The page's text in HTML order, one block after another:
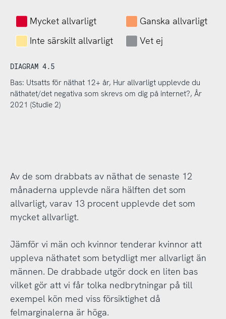
Mycket allvarligt
Ganska allvarligt
Inte särskilt allvarligt
Vet ej
DIAGRAM 4.5
Bas: Utsatts för näthat 12+ år, Hur allvarligt upplevde du
näthatet/det negativa som skrevs om dig på internet?, År
2021 (Studie 2)
Av de som drabbats av näthat de senaste 12
månaderna upplevde nära hälften det som
allvarligt, varav 13 procent upplevde det som
mycket allvarligt.
Jämför vi män och kvinnor tenderar kvinnor att
uppleva näthatet som betydligt mer allvarligt än
männen. De drabbade utgör dock en liten bas
vilket gör att vi får tolka nedbrytningar på till
exempel kön med viss försiktighet då
felmarginalerna är höga.